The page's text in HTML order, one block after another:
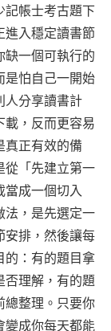
記帳士考古題下
進入穩定讀書節
缺一個可執行的
是怕自己一開始
人分享讀書計
載，反而更容易
真正有效的備
從「先建立第一
當成一個切入
法，是先選定一
安排，然後讓每
的：有的題目拿
否理解，有的題
總整理。只要你
變成你每天都能